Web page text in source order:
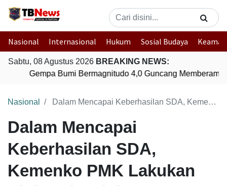
Nasional Internasional Hukum Sosial Budaya
Sabtu, 08 Agustus 2026 BREAKING NEWS:
Gempa Bumi Bermagnitudo 4,0 Guncang Memberamo
Nasional Dalam Mencapai Keberhasilan SDA, Kemenko PMK Lakukan Sinkronisasi dan Koordinasi
Dalam Mencapai
Keberhasilan SDA,
Kemenko PMK Lakukan